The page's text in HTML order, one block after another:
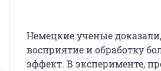
Немецкие ученые
восприятие и обработку
эффект. В эксперименте,